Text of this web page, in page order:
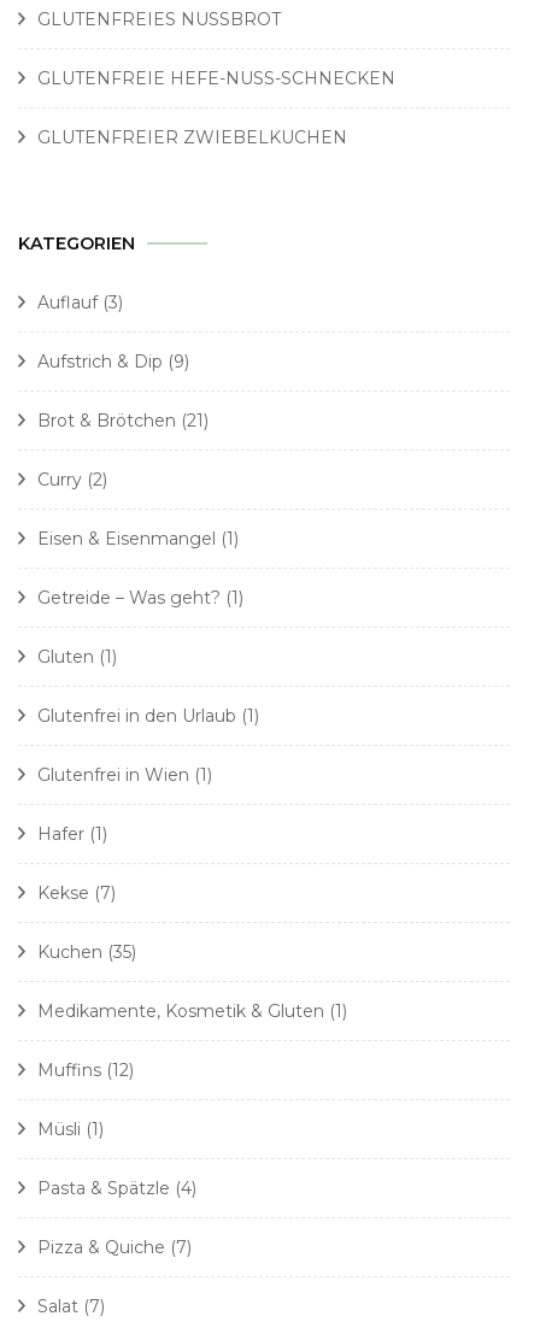
GLUTENFREIES NUSSBROT
GLUTENFREIE HEFE-NUSS-SCHNECKEN
GLUTENFREIER ZWIEBELKUCHEN
KATEGORIEN
Auflauf(3)
Aufstrich & Dip (9)
Brot & Brötchen (21)
Curry (2)
Eisen & Eisenmangel (1)
Getreide – Was geht? (1)
Gluten (1)
Glutenfrei in den Urlaub (1)
Glutenfrei in Wien (1)
Hafer (1)
Kekse (7)
Kuchen (35)
Medikamente, Kosmetik & Gluten (1)
Muffins (12)
Müsli (1)
Pasta & Spätzle (4)
Pizza & Quiche (7)
Salat (7)